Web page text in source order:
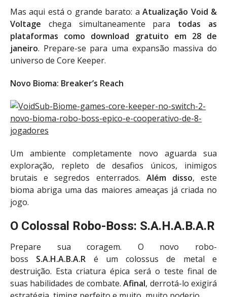
Mas aqui está o grande barato: aAtualização Void &
Voltage chega simultaneamente para todas as
plataformas como download gratuito em 28 de
janeiro. Prepare-se para uma expansão massiva do
universo de Core Keeper.
Novo Bioma: Breaker’s Reach
Um ambiente completamente novo aguarda sua
exploração, repleto de desafios únicos, inimigos
brutais e segredos enterrados. Além disso, este
bioma abriga uma das maiores ameaças já criada no
jogo.
O Colossal Robo-Boss: S.A.H.A.B.A.R
Prepare sua coragem. O novo robo-
boss S.A.H.A.B.A.R é um colossus de metal e
destruição. Esta criatura épica será o teste final de
suas habilidades de combate.Afinal, derrotá-lo exigirá